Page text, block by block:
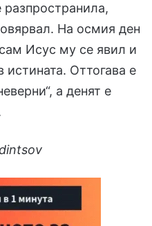
разпространила,
На осмия ден
Исус му се явил и
истината. Оттогава е
а денят е